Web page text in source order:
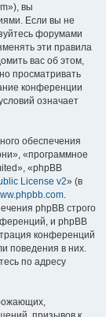
вы
Если вы не
форумами
эти правила
вас об этом,
просматривать
конференции
означает
обеспечения
«программное
«phpBB
License v2» (в
.
phpBB строго
и phpBB
конференций
поведения в них.
по адресу